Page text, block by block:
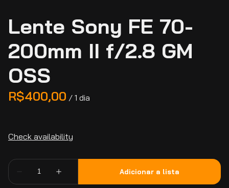
Lente Sony FE 70-
200mm II f/2.8 GM
OSS
/